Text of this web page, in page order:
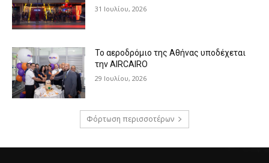
31 Ιουλίου, 2026
Το αεροδρόμιο της Αθήνας υποδέχεται
την AIRCAIRO
29 Ιουλίου, 2026
Φόρτωση περισσοτέρων